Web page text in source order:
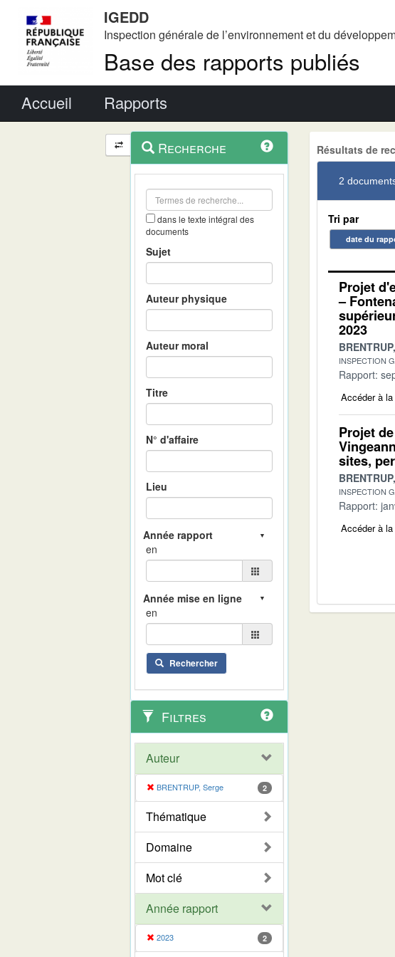
IGEDD
Inspection générale de l’environnement et du
Base des rapports publiés
Accueil Rapports
Navigation
et
outils
contextuel
Recherche
dans le texte intégral des
documents
Sujet
Auteur physique
Auteur moral
Titre
N° d'affaire
Lieu
en
en
Rechercher
Filtres
Auteur
BRENTRUP, Serge 2
Thématique
Domaine
Mot clé
Année rapport
2023 2
Résultats de
2
Tri par
date du
Projet
–
2023
INSPECTION
Rapport:
Accéder à
Projet
sites,
INSPECTION
Rapport:
Accéder à